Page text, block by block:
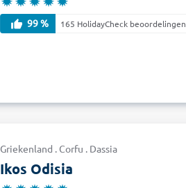
99 % 165 HolidayCheck beoordelingen
Griekenland . Corfu . Dassia
Ikos Odisia